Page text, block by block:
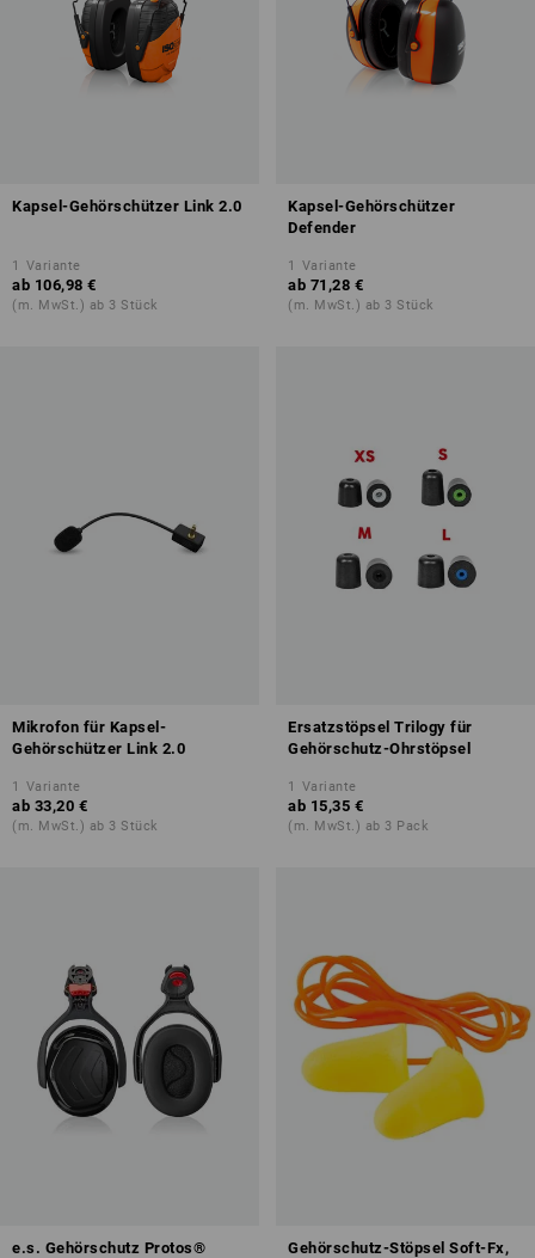
Kapsel-Gehörschützer Link 2.0
1 Variante
ab 106,98 €
(m. MwSt.) ab 3 Stück
Kapsel-Gehörschützer
Defender
1 Variante
ab 71,28 €
(m. MwSt.) ab 3 Stück
Mikrofon für Kapsel-
Gehörschützer Link 2.0
1 Variante
ab 33,20 €
(m. MwSt.) ab 3 Stück
Ersatzstöpsel Trilogy für
Gehörschutz-Ohrstöpsel
1 Variante
ab 15,35 €
(m. MwSt.) ab 3 Pack
e.s. Gehörschutz Protos®
Gehörschutz-Stöpsel Soft-Fx,